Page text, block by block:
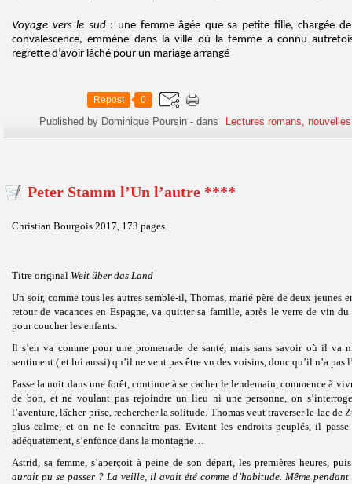
Voyage vers le sud: une femme âgée que sa petite fille, chargée
convalescence, emmène dans la ville où la femme a connu
regrette d’avoir lâché pour un mariage arrangé
Repost 0
Published by Dominique Poursin -dans Lectures romans, nouvelles
Peter Stamm l’Un l’autre ****
Christian Bourgois 2017, 173 pages.
Titre original Weit über das Land
Un soir, comme tous les autres semble-il, Thomas, marié père de deux jeunes
retour de vacances en Espagne, va quitter sa famille, après le verre de vin
pour coucher les enfants.
Il s’en va comme pour une promenade de santé, mais sans savoir où il
sentiment ( et lui aussi) qu’il ne veut pas être vu des voisins, donc qu’il n’a pas
Passe la nuit dans une forêt, continue à se cacher le lendemain, commence à
de bon, et ne voulant pas rejoindre un lieu ni une personne, on
l’aventure, lâcher prise, rechercher la solitude. Thomas veut traverser le lac de
plus calme, et on ne le connaîtra pas. Evitant les endroits peuplés, il passe
adéquatement, s’enfonce dans la montagne…
Astrid, sa femme, s’aperçoit à peine de son départ, les premières heures,
aurait pu se passer ? La veille, il avait été comme d’habitude. Même